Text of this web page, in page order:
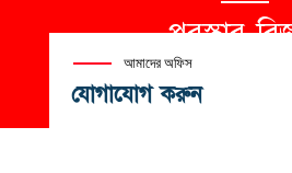
পুরস্কার
আমাদের অফিস
যোগাযোগ করুন